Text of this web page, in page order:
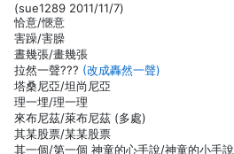
(sue1289 2011/11/7)
恰意/愜意
害躁/害臊
晝幾張/畫幾張
拉然一聲??? (改成轟然一聲)
塔桑尼亞/坦尚尼亞
理一埋/理一理
來布尼茲/萊布尼茲 (多處)
其某股票/某某股票
其一個/第一個 神童的心手說/神童的小手說